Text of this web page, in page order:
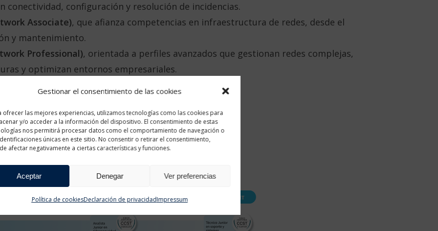
Gestionar el consentimiento de las cookies
ofrecer las mejores experiencias, utilizamos tecnologías como las cookies para
y/o acceder a la información del dispositivo. El consentimiento de estas
nos permitirá procesar datos como el comportamiento de navegación o
únicas en este sitio. No consentir o retirar el consentimiento,
afectar negativamente a ciertas características y funciones.
Aceptar Denegar Ver preferencias
Política de cookiesDeclaración de privacidadImpressum
conectividad, configuración y resolución de incidencias.
Associate), que afianza competencias en infraestructura de redes, desde el
y mantenimiento.
Professional), orientada a perfiles avanzados que gestionan redes complejas,
y optimizan entornos empresariales.